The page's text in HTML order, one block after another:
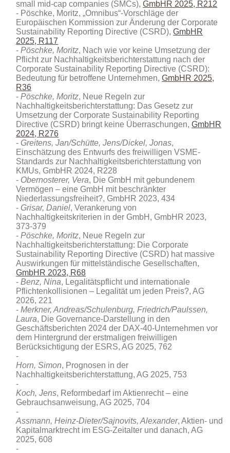
small mid-cap companies (SMCs), GmbHR 2025, R212
Pöschke, Moritz, „Omnibus“-Vorschläge der
Europäischen Kommission zur Änderung der Corporate
Sustainability Reporting Directive (CSRD),GmbHR
2025, R117
Pöschke, Moritz, Nach wie vor keine Umsetzung der
Pflicht zur Nachhaltigkeitsberichterstattung nach der
Corporate Sustainability Reporting Directive (CSRD):
Bedeutung für betroffene Unternehmen,GmbHR 2025,
R36
Pöschke, Moritz, Neue Regeln zur
Nachhaltigkeitsberichterstattung: Das Gesetz zur
Umsetzung der Corporate Sustainability Reporting
Directive (CSRD) bringt keine Überraschungen,GmbHR
2024, R276
Greitens, Jan/Schütte, Jens/Dickel, Jonas,
Einschätzung des Entwurfs des freiwilligen VSME-
Standards zur Nachhaltigkeitsberichterstattung von
KMUs, GmbHR 2024, R228
Obernosterer, Vera, Die GmbH mit gebundenem
Vermögen – eine GmbH mit beschränkter
Niederlassungsfreiheit?, GmbHR 2023, 434
Grisar, Daniel, Verankerung von
Nachhaltigkeitskriterien in der GmbH, GmbHR 2023,
373-379
Pöschke, Moritz, Neue Regeln zur
Nachhaltigkeitsberichterstattung: Die Corporate
Sustainability Reporting Directive (CSRD) hat massive
Auswirkungen für mittelständische Gesellschaften,
GmbHR 2023, R68
Benz, Nina, Legalitätspflicht und internationale
Pflichtenkollisionen – Legalität um jeden Preis?, AG
2026, 221
Merkner, Andreas/Schulenburg, Friedrich/Paulssen,
Laura, Die Governance-Darstellung in den
Geschäftsberichten 2024 der DAX‑40-Unternehmen vor
dem Hintergrund der erstmaligen freiwilligen
Berücksichtigung der ESRS, AG 2025, 762
Horn, Simon, Prognosen in der
Nachhaltigkeitsberichterstattung, AG 2025, 753
Koch, Jens, Reformbedarf im Aktienrecht – eine
Gebrauchsanweisung, AG 2025, 704
Assmann, Heinz-Dieter/Sajnovits, Alexander, Aktien- und
Kapitalmarktrecht im ESG‑Zeitalter und danach, AG
2025, 608